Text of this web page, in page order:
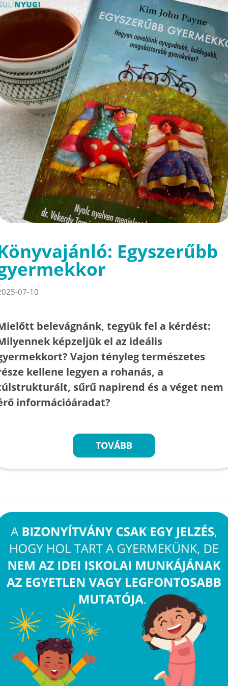
Egyszerűbb
07-10
belevágnánk, tegyük fel a kérdést:
képzeljük el az ideális
Vajon tényleg természetes
kellene legyen a rohanás, a
sűrű napirend és a véget nem
információáradat?
TOVÁBB